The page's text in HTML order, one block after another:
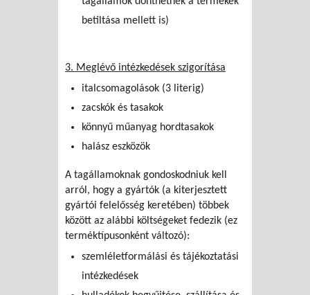
betiltása mellett is)
3. Meglévő intézkedések szigorítása
italcsomagolások (3 literig)
zacskók és tasakok
könnyű műanyag hordtasakok
halász eszközök
A tagállamoknak gondoskodniuk kell
arról, hogy a gyártók (a kiterjesztett
gyártói felelősség keretében) többek
között az alábbi költségeket fedezik (ez
terméktípusonként változó):
szemléletformálási és tájékoztatási
intézkedések